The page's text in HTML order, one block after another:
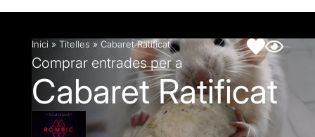
Inici » Titelles » Cabaret Ratificat
Comprar entrades per a
Cabaret Ratificat